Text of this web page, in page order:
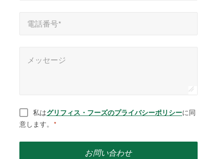
電話番号*
メッセージ
同意
*
私はグリフィス・フーズのプライバシーポリシーに同
意します。 *
お問い合わせ